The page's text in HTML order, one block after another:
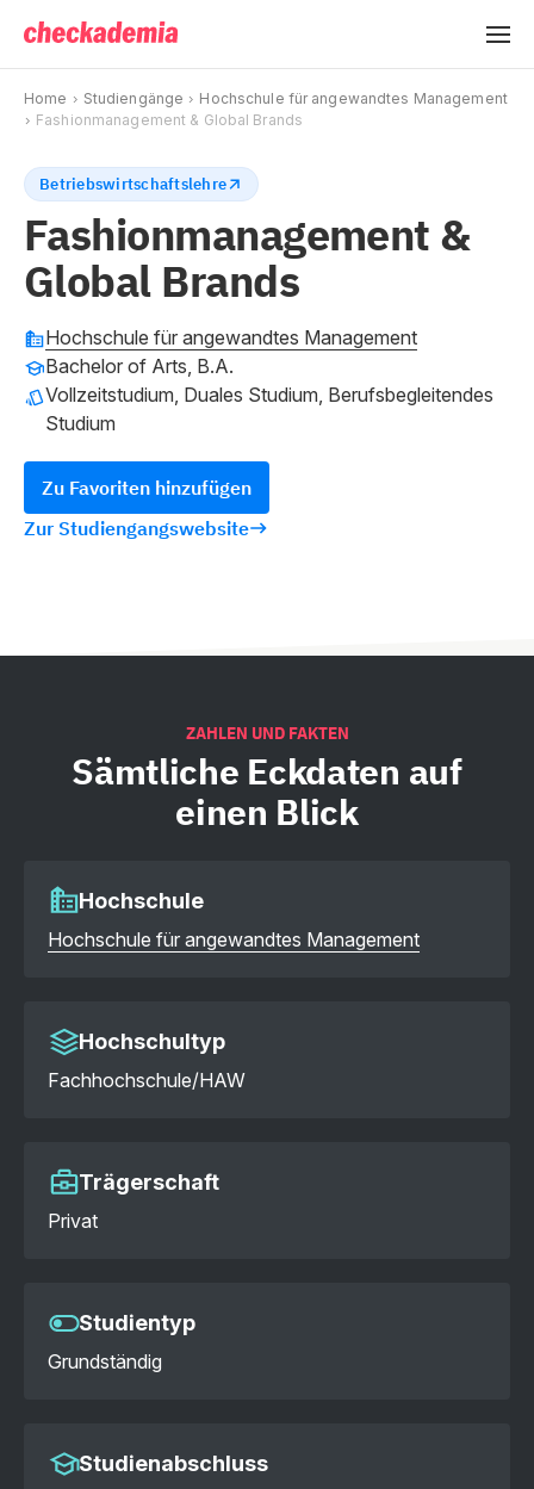
Home Studiengänge
Hochschule für angewandtes Management
Fashionmanagement & Global Brands
Betriebswirtschaftslehre
Fashionmanagement &
Global Brands
Hochschule für angewandtes Management
Bachelor of Arts, B.A.
Vollzeitstudium, Duales Studium, Berufsbegleitendes
Studium
Zu Favoriten hinzufügen
Zur Studiengangswebsite
ZAHLEN UND FAKTEN
Sämtliche Eckdaten auf
einen Blick
Hochschule
Hochschule für angewandtes Management
Hochschultyp
Fachhochschule/HAW
Trägerschaft
Privat
Studientyp
Grundständig
Studienabschluss